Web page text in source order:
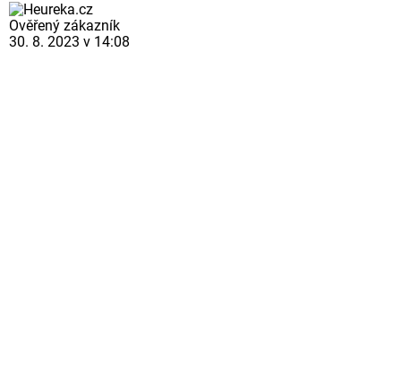
Ověřený zákazník
30. 8. 2023 v 14:08